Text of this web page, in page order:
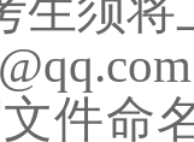
生须
件命